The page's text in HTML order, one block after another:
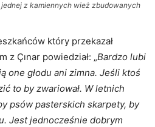
jednej z kamiennych wież zbudowanych
który przekazał
z Çınar powiedział: „Bardzo lubi
one głodu ani zimna. Jeśli ktoś
to by zwariował. W letnich
psów pasterskich skarpety, by
Jest jednocześnie dobrym